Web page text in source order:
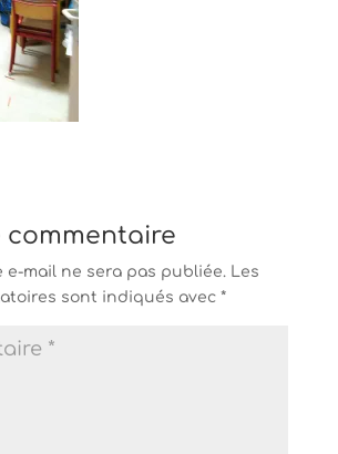
commentaire
e-mail ne sera pas publiée. Les
sont indiqués avec *